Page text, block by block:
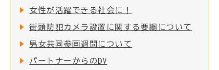
女性が活躍できる社会に！
街頭防犯カメラ設置に関する要綱について
男女共同参画週間について
パートナーからのDV